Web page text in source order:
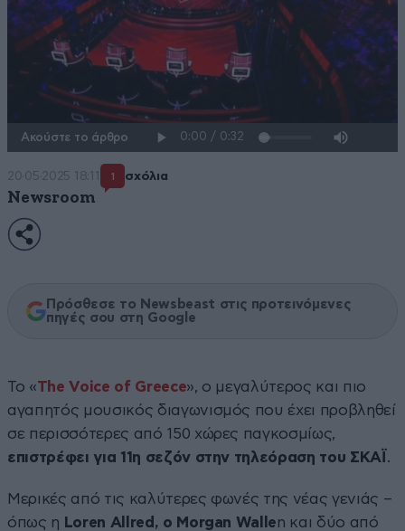
Ακούστε το άρθρο
20·05·2025 18:11 1 σχόλια
Newsroom
Πρόσθεσε το Newsbeast στις προτεινόμενες
πηγές σου στη Google
Το «The Voice of Greece», ο μεγαλύτερος και πιο
αγαπητός μουσικός διαγωνισμός που έχει προβληθεί
σε περισσότερες από 150 χώρες παγκοσμίως,
επιστρέφει για 11η σεζόν στην τηλεόραση του ΣΚΑΪ .
Μερικές από τις καλύτερες φωνές της νέας γενιάς –
όπως η Loren Allred, ο Morgan Wallen και δύο από